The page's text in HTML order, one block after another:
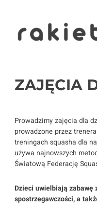
treści
ZAJĘCIA
Prowadzimy zajęcia dla
prowadzone przez
treningach squasha dla
używa najnowszych
Światową Federację
Dzieci uwielbiają zabawę
spostrzegawczości, a